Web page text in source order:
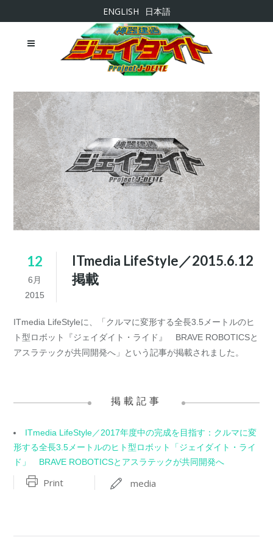
ENGLISH 日本語
12
6月
2015
ITmedia LifeStyle／2015.6.12
掲載
ITmedia LifeStyleに、「クルマに変形する全長3.5メートルのヒ
ト型ロボット『ジェイダイト・ライド』 BRAVE ROBOTICSと
アスラテックが共同開発へ」という記事が掲載されました。
掲載記事
ITmedia LifeStyle／2017年度中の完成を目指す：クルマに変
形する全長3.5メートルのヒト型ロボット「ジェイダイト・ライ
ド」 BRAVE ROBOTICSとアスラテックが共同開発へ
Print media